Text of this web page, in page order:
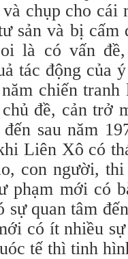
chụp cho
sản và bị cấm
là có vấn
tác động của
chiến
đề, cản trở
sau năm
Liên Xô có
con người,
phạm mới có
sự quan tâm
có ít nhiều
tế thì tinh